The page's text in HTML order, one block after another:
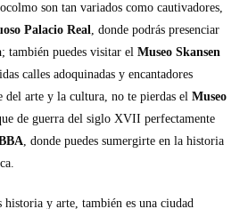
son tan variados como cautivadores,
Palacio Real, donde podrás presenciar
; también puedes visitar elMuseo Skansen
calles adoquinadas y encantadores
del arte y la cultura, no te pierdas elMuseo
de guerra del siglo XVII perfectamente
, donde puedes sumergirte en la historia
historia y arte, también es una ciudad